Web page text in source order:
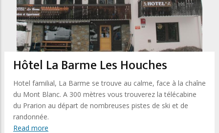
Hôtel La Barme Les Houches
Hotel familial, La Barme se trouve au calme, face à la chaîne
du Mont Blanc. A 300 mètres vous trouverez la télécabine
du Prarion au départ de nombreuses pistes de ski et de
randonnée.
Read more